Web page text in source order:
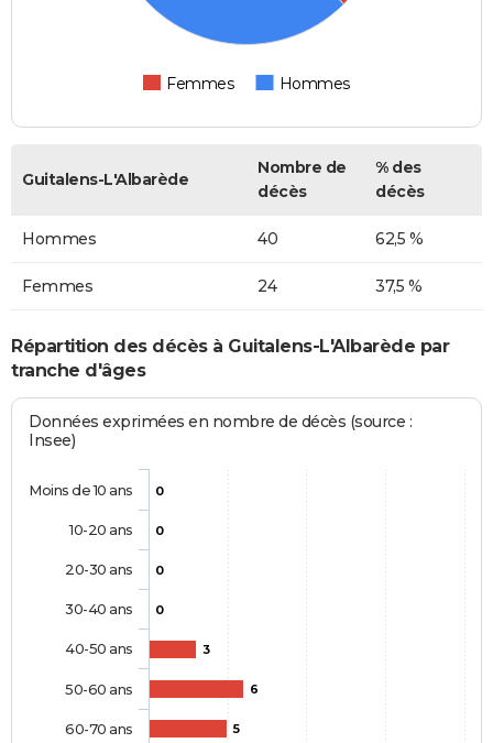
Femmes Hommes
Guitalens-L'Albarède
Nombre de
décès
% des
décès
Hommes 40 62,5 %
Femmes 24 37,5 %
Répartition des décès à Guitalens-L'Albarède par
tranche d'âges
Données exprimées en nombre de décès (source :
Insee)
0
0
0
0
3
6
5
Moins de 10 ans
10-20 ans
20-30 ans
30-40 ans
40-50 ans
50-60 ans
60-70 ans